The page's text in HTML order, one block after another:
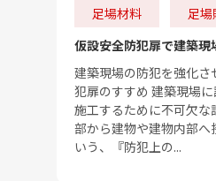
足場材料 足場
仮設安全防犯扉で建築現
建築現場の防犯を強化
犯扉のすすめ 建築現場に
施工するために不可欠な
部から建物や建物内部へ
いう、『防犯上の...